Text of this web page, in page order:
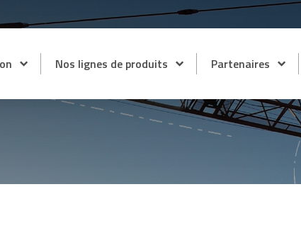
Nos lignes de produits
contrôleurs de
Positionneurs Boites à cames
Partenaires
Burster
ELGO ELECTRONIC GmbH